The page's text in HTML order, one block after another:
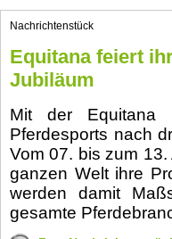
Nachrichtenstück
Equitana feiert
Jubiläum
Mit der Equitana
Pferdesports nach
Vom 07. bis zum
ganzen Welt ihre
werden damit
gesamte